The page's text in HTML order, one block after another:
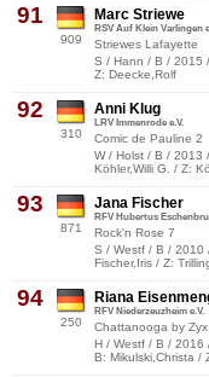
91
909
Marc Striewe
RSV Auf Klein Varlingen
Striewes Lafayette
S / Hann / B / 2015
Z: Deecke,Rolf
92
310
Anni Klug
LRV Immenrode e.V.
Comic de Pauline 2
W / Holst / B / 2013
Köhler,Willi G. / Z:
93
871
Jana Fischer
RFV Hubertus
Rock'n Rose 7
S / Westf / B / 2010
Fischer,Iris / Z:
94
250
Riana
RFV Niederzeuzheim e.V.
Chattanooga by Zyx
H / Westf / B / 2016
B: Mikulski,Christa /